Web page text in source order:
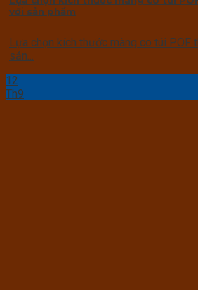
với sản phẩm
Lựa chọn kích thước màng co túi POF
sản...
12
Th9